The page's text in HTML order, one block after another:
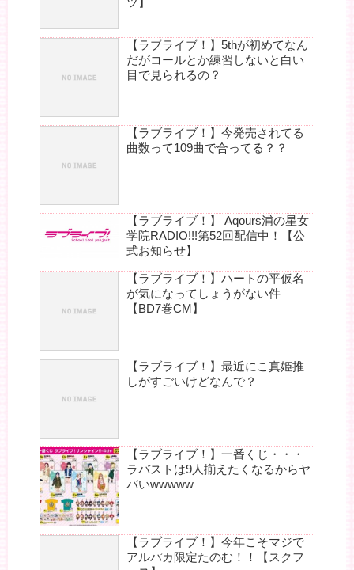
【ラブライブ！】5thが初めてなん
だがコールとか練習しないと白い
目で見られるの？
【ラブライブ！】今発売されてる
曲数って109曲で合ってる？？
【ラブライブ！】 Aqours浦の星女
学院RADIO!!!第52回配信中！【公
式お知らせ】
【ラブライブ！】ハートの平仮名
が気になってしょうがない件
【BD7巻CM】
【ラブライブ！】最近にこ真姫推
しがすごいけどなんで？
【ラブライブ！】一番くじ・・・
ラバストは9人揃えたくなるからヤ
バいwwwww
【ラブライブ！】今年こそマジで
アルパカ限定たのむ！！【スクフ